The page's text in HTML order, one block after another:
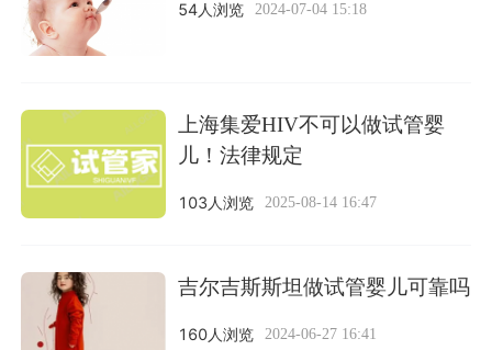
54人浏览 2024-07-04 15:18
上海集爱HIV不可以做试管婴
儿！法律规定
103人浏览 2025-08-14 16:47
吉尔吉斯斯坦做试管婴儿可靠吗
160人浏览 2024-06-27 16:41